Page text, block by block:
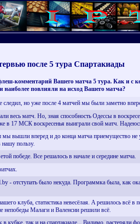
после 5 тура Спартакиады
комментарий Вашего матча 5 тура. Как и с
повлияли на исход Вашего матча?
но уже после 4 матчей мы были заметно
матч. Но, зная способность Одессы в
в 17 МСК воскресенья выиграли свой матч.
вперед и до конца матча приемущество не
пользу.
победе. Все решалось в начале и середине матча.
отступать было некуда. Программка была, как
клуба, статистика невесёлая. A решилось всё
непобеды Малаги и Валенсии решили всё.
так и на спартакиаде... Видимо, растеряли